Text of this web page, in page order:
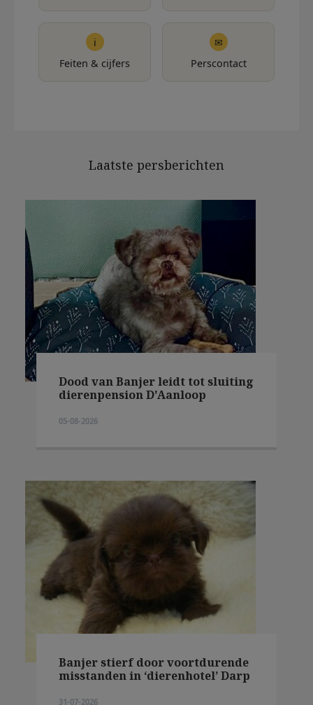
i
Feiten & cijfers
✉
Perscontact
Laatste persberichten
Dood van Banjer leidt tot sluiting
dierenpension D'Aanloop
05-08-2026
Banjer stierf door voortdurende
misstanden in ‘dierenhotel’ Darp
31-07-2026